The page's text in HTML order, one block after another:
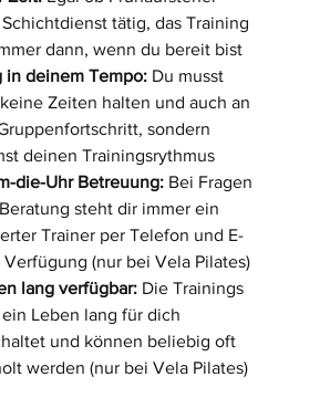
tätig, das Training
dann, wenn du bereit bist
in deinem Tempo: Du musst
Zeiten halten und auch an
sondern
deinen Trainingsrythmus
die-Uhr Betreuung: Bei Fragen
steht dir immer ein
Trainer per Telefon und E-
Verfügung (nur bei Vela Pilates)
lang verfügbar: Die Trainings
Leben lang für dich
und können beliebig oft
werden (nur bei Vela Pilates)